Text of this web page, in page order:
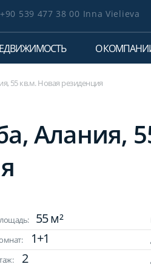
+90 539 477 38 00 Inna Vielieva
О
55 кв.м. Новая резиденция
Алания,
55 м²
1+1
2